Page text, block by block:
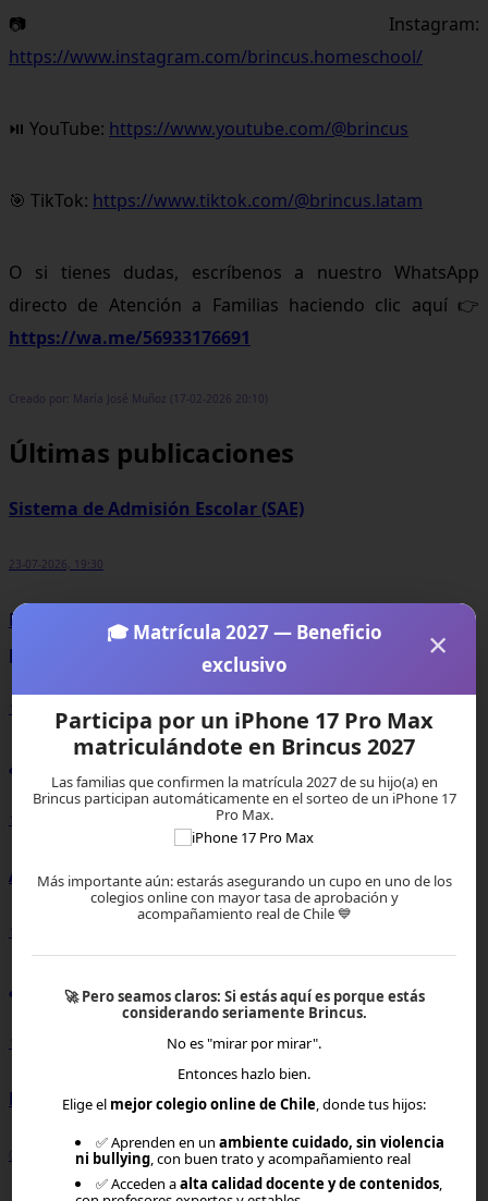
📷 Instagram:
https://www.instagram.com/brincus.homeschool/
⏯ YouTube: https://www.youtube.com/@brincus
🎯 TikTok: https://www.tiktok.com/@brincus.latam
O si tienes dudas, escríbenos a nuestro WhatsApp
directo de Atención a Familias haciendo clic aquí 👉
https://wa.me/56933176691
Creado por: María José Muñoz (17-02-2026 20:10)
Últimas publicaciones
Sistema de Admisión Escolar (SAE)
23-07-2026, 19:30
Becas para estudiar en el extranjero: guía completa
para acceder a oportunidades internacionales
¿Qué es el interés compuesto?
Adicción al celular
¿Qué es la alfabetización digital?
Pensamiento crítico
02-07-2026, 20:30
×
🎓 Matrícula 2027 — Beneficio
exclusivo
Participa por un iPhone 17 Pro Max
matriculándote en Brincus 2027
Las familias que confirmen la matrícula 2027 de su hijo(a) en
Brincus participan automáticamente en el sorteo de un iPhone 17
Pro Max.
Más importante aún: estarás asegurando un cupo en uno de los
colegios online con mayor tasa de aprobación y
acompañamiento real de Chile 💙
🚀Pero seamos claros: Si estás aquí es porque estás
considerando seriamente Brincus.
No es "mirar por mirar".
Entonces hazlo bien.
Elige el mejor colegio online de Chile, donde tus hijos:
✅ Aprenden en unambiente cuidado, sin violencia
ni bullying, con buen trato y acompañamiento real
✅ Acceden aalta calidad docente y de contenidos,